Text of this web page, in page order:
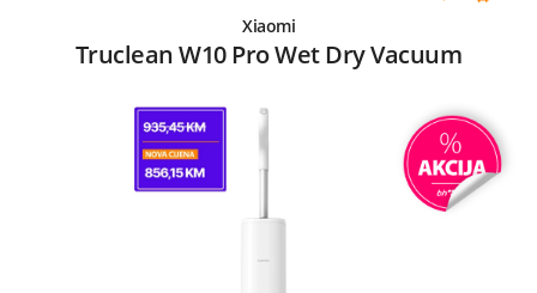
Xiaomi
Truclean W10 Pro Wet Dry Vacuum